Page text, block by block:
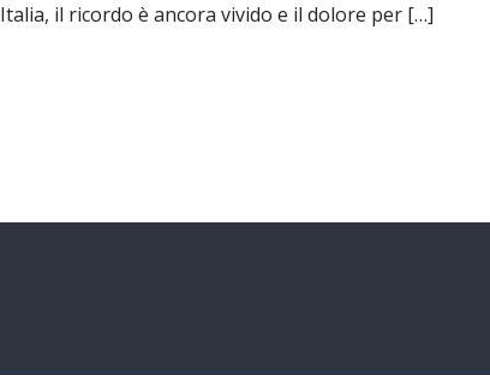
Italia, il ricordo è ancora vivido e il dolore per […]